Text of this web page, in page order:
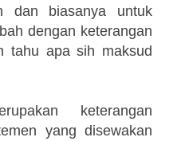
dan biasanya untuk
dengan keterangan
tahu apa sih maksud
keterangan
yang disewakan